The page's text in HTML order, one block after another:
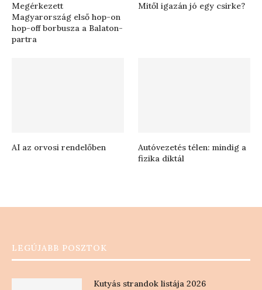
Megérkezett
Magyarország első hop-on
hop-off borbusza a Balaton-
partra
Mitől igazán jó egy csirke?
AI az orvosi rendelőben
Autóvezetés télen: mindig a
fizika diktál
LEGÚJABB POSZTOK
Kutyás strandok listája 2026